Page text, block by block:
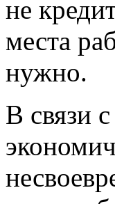
не
места
нужно.
В связи